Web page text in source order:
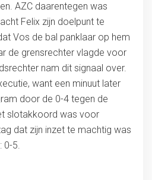
AZC daarentegen was
Felix zijn doelpunt te
Vos de bal panklaar op hem
de grensrechter vlagde voor
nam dit signaal over.
want een minuut later
door de 0-4 tegen de
slotakkoord was voor
dat zijn inzet te machtig was
0-5.